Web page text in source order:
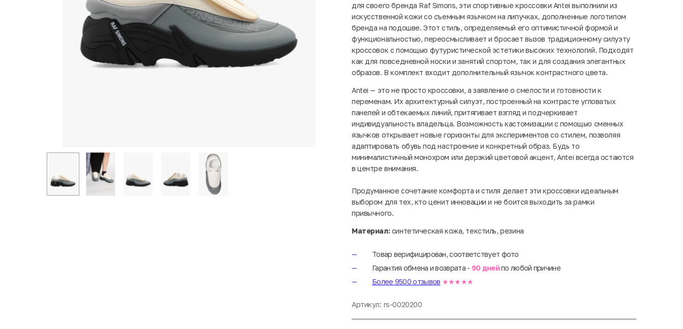
для своего бренда Raf Simons, эти спортивные кроссовки Antei выполнили из
искусственной кожи со съемным язычком на липучках, дополненные логотипом
бренда на подошве. Этот стиль, определяемый его оптимистичной формой и
функциональностью, переосмысливает и бросает вызов традиционному силуэту
кроссовок с помощью футуристической эстетики высоких технологий. Подходят
как для повседневной носки и занятий спортом, так и для создания элегантных
образов. В комплект входит дополнительный язычок контрастного цвета.
Antei — это не просто кроссовки, а заявление о смелости и готовности к
переменам. Их архитектурный силуэт, построенный на контрасте угловатых
панелей и обтекаемых линий, притягивает взгляд и подчеркивает
индивидуальность владельца. Возможность кастомизации с помощью сменных
язычков открывает новые горизонты для экспериментов со стилем, позволяя
адаптировать обувь под настроение и конкретный образ. Будь то
минималистичный монохром или дерзкий цветовой акцент, Antei всегда остаются
в центре внимания.
Продуманное сочетание комфорта и стиля делает эти кроссовки идеальным
выбором для тех, кто ценит инновации и не боится выходить за рамки
привычного.
Материал:синтетическая кожа, текстиль, резина
Товар верифицирован, соответствует фото
Гарантия обмена и возврата - 90 днейпо любой причине
Более 9500 отзывов ★★★★★
Артикул: rs-0020200